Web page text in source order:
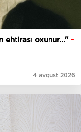
ehtirası oxunur..." -
4 avqust 2026